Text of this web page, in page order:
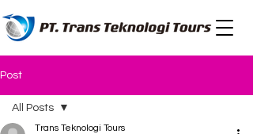
Post
All Posts
Trans Teknologi Tours